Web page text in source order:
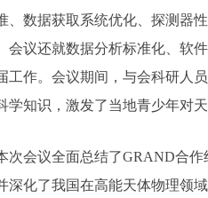
、数据获取系统优化、探测器
会议还就数据分析标准化、软
工作。会议期间，与会科研人
学知识，激发了当地青少年对
次会议全面总结了GRAND合
深化了我国在高能天体物理领